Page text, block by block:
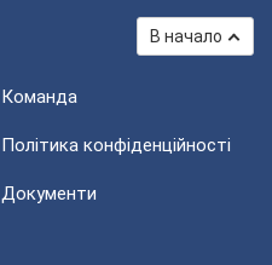
В начало
Команда
Політика конфіденційності
Документи